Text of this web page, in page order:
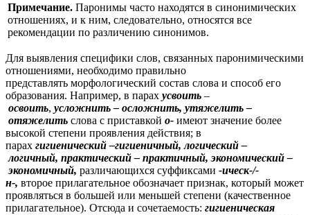
Примечание. Паронимы часто находятся в синонимических
отношениях, и к ним, следовательно, относятся все
рекомендации по различению синонимов.
Для выявления специфики слов, связанных паронимическими
отношениями, необходимо правильно
представлять морфологический состав слова и способ его
образования. Например, в парах усвоить –
освоить, усложнить– осложнить, утяжелить–
отяжелить слова с приставкой о- имеют значение более
высокой степени проявления действия; в
парах гигиенический–гигиеничный, логический–
логичный, практический– практичный, экономический–
экономичный, различающихся суффиксами -ическ-/-
н-, второе прилагательное обозначает признак, который может
проявляться в большей или меньшей степени (качественное
прилагательное). Отсюда и сочетаемость: гигиеническая